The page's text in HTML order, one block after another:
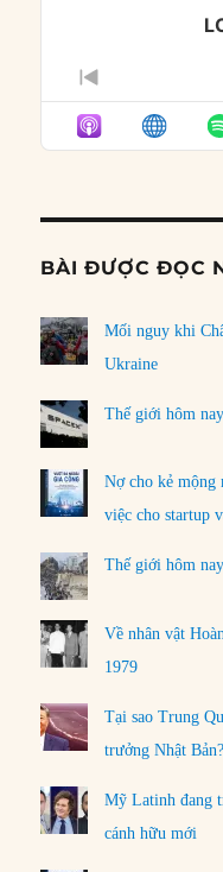
PREVIOUS
EPISODE
BÀI ĐƯỢC ĐỌC
Mối nguy khi
Ukraine
Thế giới hôm
Nợ cho kẻ mộng
việc cho startup
Thế giới hôm
Về nhân vật
1979
Tại sao Trung
trưởng Nhật Bản?
Mỹ Latinh đang
cánh hữu mới